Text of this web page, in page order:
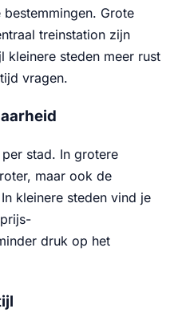
Grote
treinstation zijn
kleinere steden meer rust
vragen.
stad. In grotere
maar ook de
kleinere steden vind je
druk op het